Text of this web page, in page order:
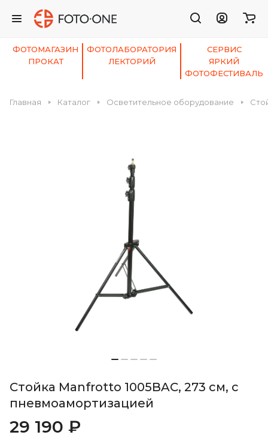
ФОТОМАГАЗИН ФОТОЛАБОРАТОРИЯ
СЕРВИС
ПРОКАТ
ЛЕКТОРИЙ
ЯРКИЙ
ФОТОФЕСТИВАЛЬ
Главная Каталог Осветительное оборудование
Стойка Manfrotto 1005BAC, 273 см, с
пневмоамортизацией
29 190 ₽